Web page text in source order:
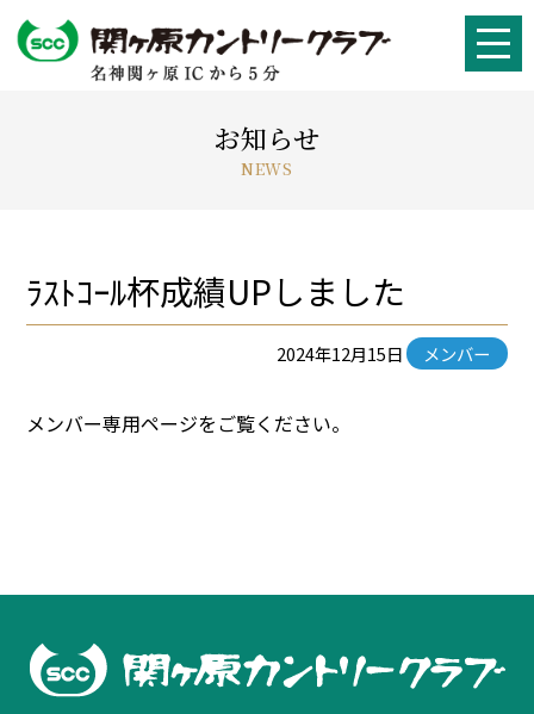
お知らせ
NEWS
ﾗｽﾄｺｰﾙ杯成績UPしました
2024年12月15日 メンバー
メンバー専用ページをご覧ください。